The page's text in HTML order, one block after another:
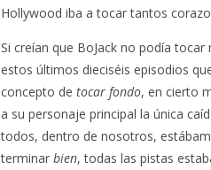
Hollywood iba a tocar tantos
Si creían que BoJack no podía
estos últimos dieciséis episodios
concepto de tocar fondo, en cierto
a su personaje principal la única
todos, dentro de nosotros,
terminar bien, todas las pistas